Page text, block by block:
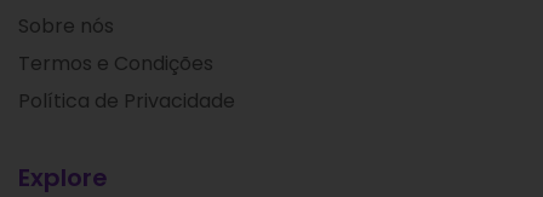
Sobre nós
Termos e Condições
Política de Privacidade
Explore